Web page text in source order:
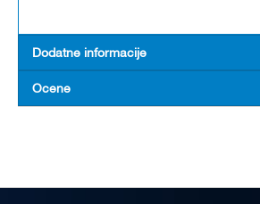
Dodatne informacije
Ocene